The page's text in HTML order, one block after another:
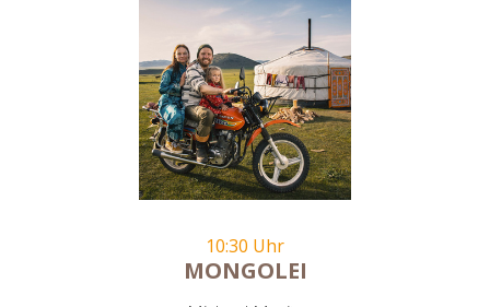
10:30 Uhr
MONGOLEI